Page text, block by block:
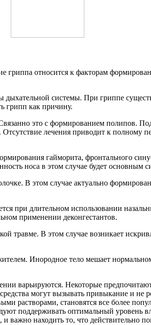
относится к факторам
системы. При гриппе
грипп как причину.
это с формированием полипов.
лечения приводит к полному
гайморита, фронтального
носа в этом случае будет основным
В этом случае актуально
при длительном использовании
применении деконгестантов.
травме. В этом случае возникает
Инородное тело мешает
варьируются. Некоторые
могут вызывать привыкание и
растворами, становятся все более
поддерживать оптимальный уровень
находить то, что действительно